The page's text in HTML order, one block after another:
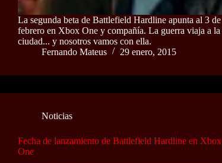
La segunda beta de Battlefield Hardline apunta al 3 de
febrero en Xbox One y compañía. La guerra viaja a la
ciudad... y nosotros vamos con ella.
Fernando Mateus
29 enero, 2015
Noticias
Fecha de lanzamiento de Battlefield Hardline en Xbox
One